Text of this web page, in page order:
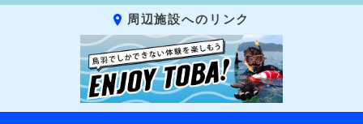
周辺施設へのリンク